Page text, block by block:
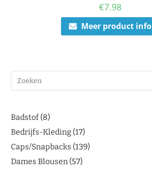
€7.98
Meer product info
Badstof 8
Bedrijfs-Kleding 17
Caps/Snapbacks 139
Dames Blousen 57